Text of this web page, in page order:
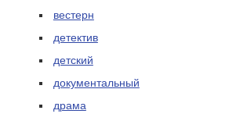
вестерн
детектив
детский
документальный
драма